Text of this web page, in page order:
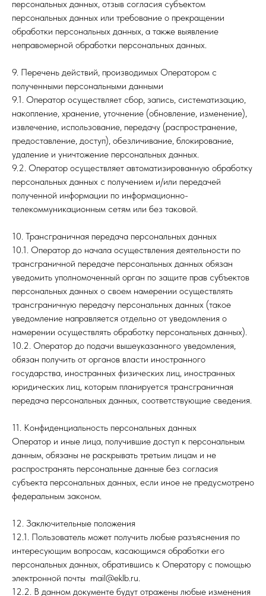
персональных данных, отзыв согласия субъектом
персональных данных или требование о прекращении
обработки персональных данных, а также выявление
неправомерной обработки персональных данных.
9. Перечень действий, производимых Оператором с
полученными персональными данными
9.1. Оператор осуществляет сбор, запись, систематизацию,
накопление, хранение, уточнение (обновление, изменение),
извлечение, использование, передачу (распространение,
предоставление, доступ), обезличивание, блокирование,
удаление и уничтожение персональных данных.
9.2. Оператор осуществляет автоматизированную обработку
персональных данных с получением и/или передачей
полученной информации по информационно-
телекоммуникационным сетям или без таковой.
10. Трансграничная передача персональных данных
10.1. Оператор до начала осуществления деятельности по
трансграничной передаче персональных данных обязан
уведомить уполномоченный орган по защите прав субъектов
персональных данных о своем намерении осуществлять
трансграничную передачу персональных данных (такое
уведомление направляется отдельно от уведомления о
намерении осуществлять обработку персональных данных).
10.2. Оператор до подачи вышеуказанного уведомления,
обязан получить от органов власти иностранного
государства, иностранных физических лиц, иностранных
юридических лиц, которым планируется трансграничная
передача персональных данных, соответствующие сведения.
11. Конфиденциальность персональных данных
Оператор и иные лица, получившие доступ к персональным
данным, обязаны не раскрывать третьим лицам и не
распространять персональные данные без согласия
субъекта персональных данных, если иное не предусмотрено
федеральным законом.
12. Заключительные положения
12.1. Пользователь может получить любые разъяснения по
интересующим вопросам, касающимся обработки его
персональных данных, обратившись к Оператору с помощью
электронной почты mail@eklb.ru.
12.2. В данном документе будут отражены любые изменения